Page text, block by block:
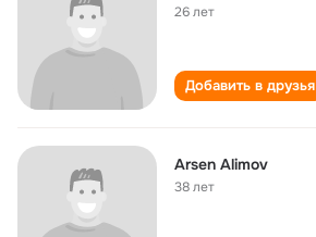
26 лет
Добавить в друзья
Arsen Alimov
38 лет